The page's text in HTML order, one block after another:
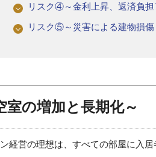
リスク④～金利上昇、返済負担
リスク⑤～災害による建物損傷
の増加と長期化～
経営の理想は、すべての部屋に入居